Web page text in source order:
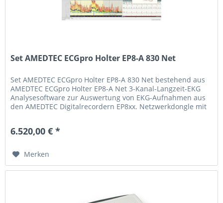
Set AMEDTEC ECGpro Holter EP8-A 830 Net
Set AMEDTEC ECGpro Holter EP8-A 830 Net bestehend aus
AMEDTEC ECGpro Holter EP8-A Net 3-Kanal-Langzeit-EKG
Analysesoftware zur Auswertung von EKG-Aufnahmen aus
den AMEDTEC Digitalrecordern EP8xx. Netzwerkdongle mit
6.520,00 € *
Merken